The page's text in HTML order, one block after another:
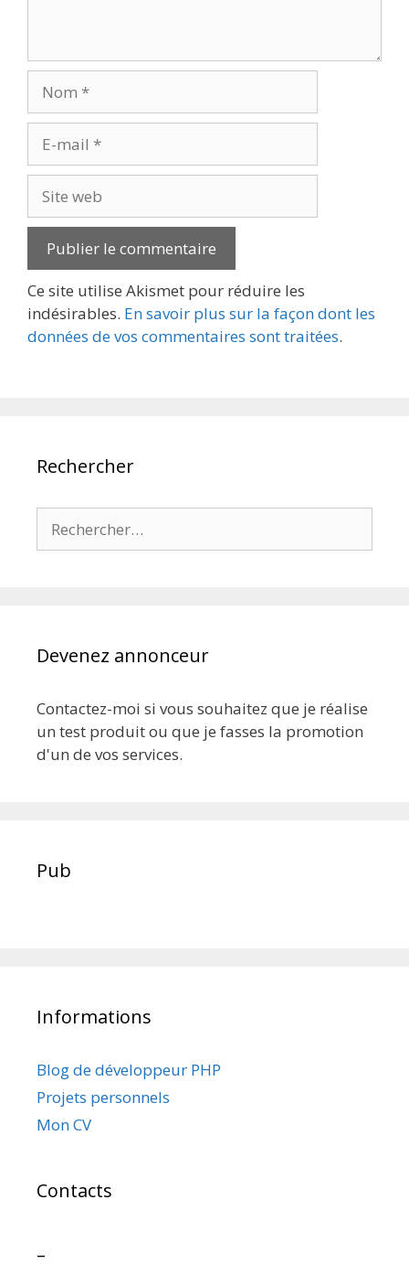
mail
web
Ce site utilise Akismet pour réduire les
indésirables. En savoir plus sur la façon dont les
données de vos commentaires sont traitées.
Rechercher
Devenez annonceur
Contactez-moi si vous souhaitez que je réalise
un test produit ou que je fasses la promotion
d'un de vos services.
Pub
Informations
Blog de développeur PHP
Projets personnels
Mon CV
Contacts
–